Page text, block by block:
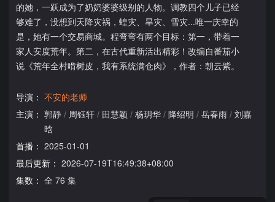
的她，一跃成为了奶奶婆婆级别的人物。调教四个儿子已经
够难了，没想到天降灾祸，蝗灾、旱灾、雪灾...唯一庆幸的
是，她有一个交易商城。程弯弯有两个目标：第一，带着一
家人安度荒年。第二，在古代重新活出精彩！改编自番茄小
说《荒年全村啃树皮，我有系统满仓肉》，作者：朝云紫。
导演： 不安的老师
主演： 郭静 / 周钰轩 / 田慧颖 / 杨玥华 / 降绍明 / 岳春雨 / 刘嘉
晗
首播： 2025-01-01
最后更新： 2026-07-19T16:49:38+08:00
集数： 全 76 集